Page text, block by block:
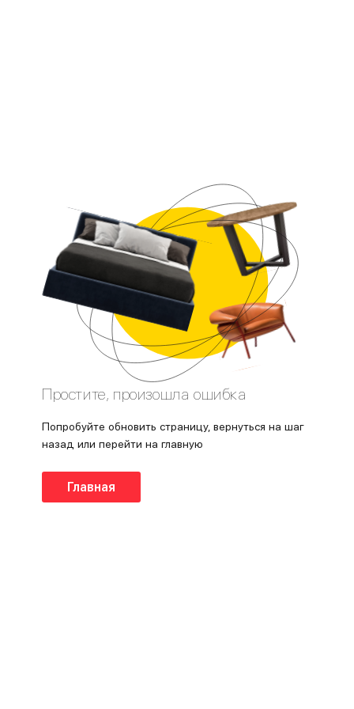
Простите, произошла ошибка
Попробуйте обновить страницу, вернуться на шаг
назад или перейти на главную
Главная